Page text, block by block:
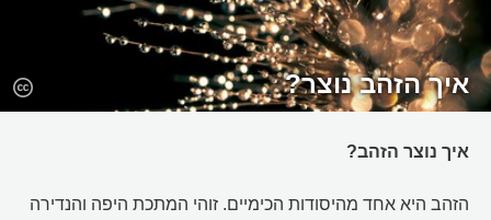
איך הזהב נוצר?
איך נוצר הזהב?
הזהב היא אחד מהיסודות הכימיים. זוהי המתכת היפה והנדירה